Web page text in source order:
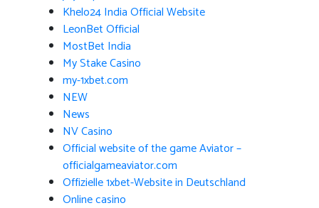
Khelo24 India Official Website
LeonBet Official
MostBet India
My Stake Casino
my-1xbet.com
NEW
News
NV Casino
Official website of the game Aviator –
officialgameaviator.com
Offizielle 1xbet-Website in Deutschland
Online casino